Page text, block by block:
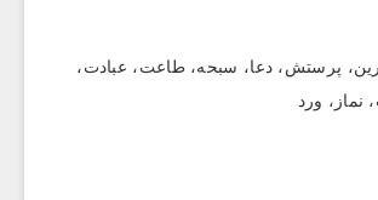
پرستش، دعا، سبحه، طاعت، عبادت،
نماز، ورد